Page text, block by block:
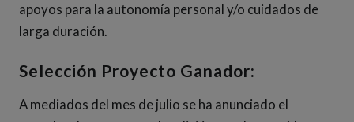
apoyos para la autonomía personal y/o cuidados de
larga duración.
Selección Proyecto Ganador:
A mediados del mes de julio se ha anunciado el